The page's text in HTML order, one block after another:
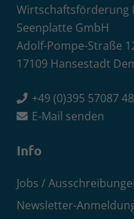
Wirtschaftsförderung
Seenplatte GmbH
Adolf-Pompe-Straße
17109 Hansestadt
+49 (0)395 57087
E-Mail senden
Info
Jobs /
Newsletter-